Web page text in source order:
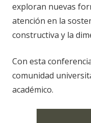
exploran nuevas
atención en la
constructiva y la
Con esta
comunidad
académico.